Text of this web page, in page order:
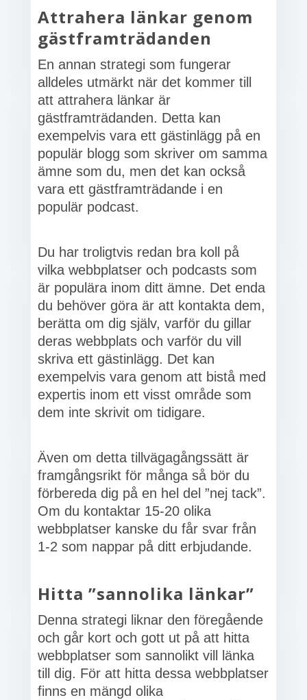
Attrahera länkar genom
gästframträdanden
En annan strategi som fungerar
alldeles utmärkt när det kommer till
att attrahera länkar är
gästframträdanden. Detta kan
exempelvis vara ett gästinlägg på en
populär blogg som skriver om samma
ämne som du, men det kan också
vara ett gästframträdande i en
populär podcast.
Du har troligtvis redan bra koll på
vilka webbplatser och podcasts som
är populära inom ditt ämne. Det enda
du behöver göra är att kontakta dem,
berätta om dig själv, varför du gillar
deras webbplats och varför du vill
skriva ett gästinlägg. Det kan
exempelvis vara genom att bistå med
expertis inom ett visst område som
dem inte skrivit om tidigare.
Även om detta tillvägagångssätt är
framgångsrikt för många så bör du
förbereda dig på en hel del ”nej tack”.
Om du kontaktar 15-20 olika
webbplatser kanske du får svar från
1-2 som nappar på ditt erbjudande.
Hitta ”sannolika länkar”
Denna strategi liknar den föregående
och går kort och gott ut på att hitta
webbplatser som sannolikt vill länka
till dig. För att hitta dessa webbplatser
finns en mängd olika